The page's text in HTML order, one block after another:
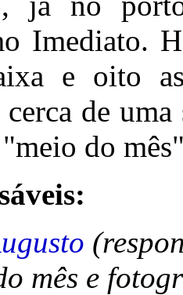
Imediato.
e oito
de uma
do
mês e